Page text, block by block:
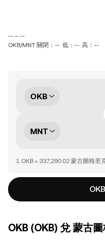
-- ~ --
OKB/MNT 關閉：-- 低：-- 高：--
OKB
MNT
1 OKB = 337,290.02 蒙古圖格里
OKB (OKB) 兌 蒙古